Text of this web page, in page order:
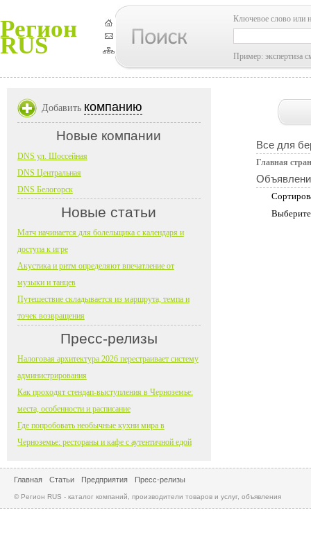
Регион
RUS
Ключевое слово или
Пример: экспертиза
Все для
Главная
Добавить компанию
Новые компании
DNS ул. Шоссейная
DNS Центральная
DNS Белогорск
Новые статьи
Матч начинается для болельщика с календаря и
доступа к игре
Акустика и ритм определяют впечатление от
музыки и танцев
Путешествие складывается из маршрута, темпа и
точек возвращения
Пресс-релизы
Налоговая архитектура 2026 перестраивает систему
администрирования
Как проходят стендап-выступления в Черноземье:
места, особенности и расписание
Где попробовать необычные кухни мира в
Черноземье: рестораны и кафе с аутентичной едой
Главная Статьи Предприятия Пресс-релизы
© Регион RUS - каталог компаний, производители товаров и услуг, объявления